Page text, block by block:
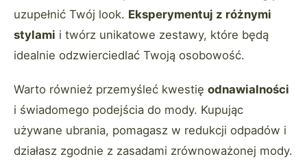
uzupełnić Twój look. Eksperymentuj z różnymi
stylami i twórz unikatowe zestawy, które będą
idealnie odzwierciedlać Twoją osobowość.
Warto również przemyśleć kwestię odnawialności
i świadomego podejścia do mody. Kupując
używane ubrania, pomagasz w redukcji odpadów i
działasz zgodnie z zasadami zrównoważonej mody.